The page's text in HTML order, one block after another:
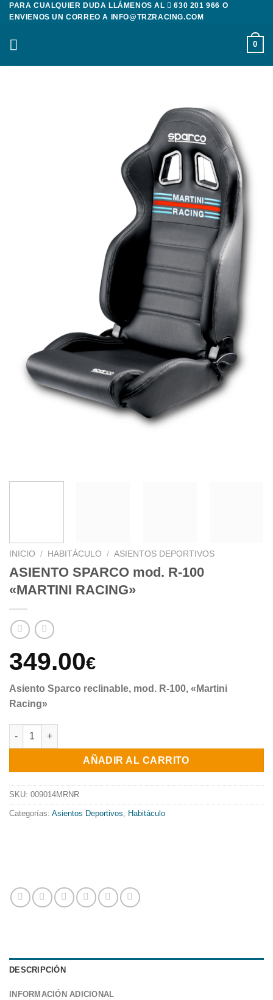
Saltar
contenido
PARA CUALQUIER DUDA LLÁMENOS AL 630 201 966 O
ENVIENOS UN CORREO A
INFO@TRZRACING.COM
0
INICIO / HABITÁCULO / ASIENTOS DEPORTIVOS
ASIENTO SPARCO mod. R-100
«MARTINI RACING»
349.00€
Asiento Sparco reclinable, mod. R-100, «Martini
Racing»
ASIENTO SPARCO mod. R-100 "MARTINI RACING" cantidad
AÑADIR AL CARRITO
SKU: 009014MRNR
Categorías: Asientos Deportivos Habitáculo
DESCRIPCIÓN
INFORMACIÓN ADICIONAL